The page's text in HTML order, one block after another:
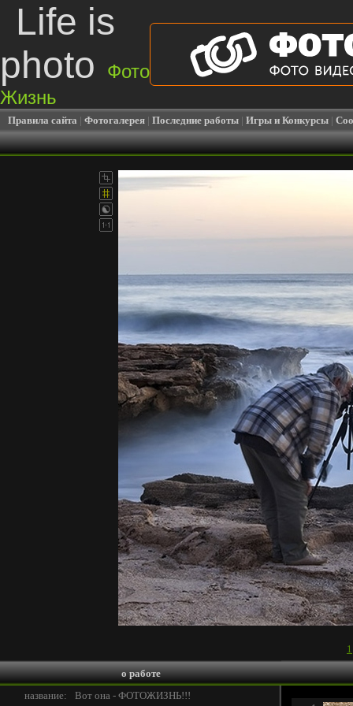
Life is
photo
Фото
Жизнь
Правила сайта | Фотогалерея | Последние работы | Игры и Конкурсы |
1
о работе
название:
Вот она - ФОТОЖИЗНЬ!!!